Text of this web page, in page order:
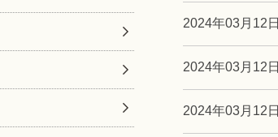
2024年03月12日
2024年03月12日
2024年03月12日